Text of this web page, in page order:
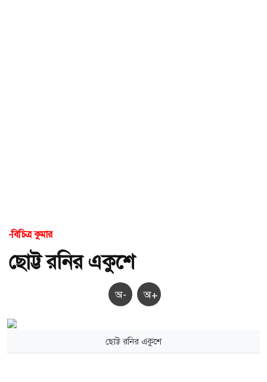
-বিচিত্র কুমার
ছোট্ট রনির একুশে
অ- অ+
ছোট্ট রনির একুশে